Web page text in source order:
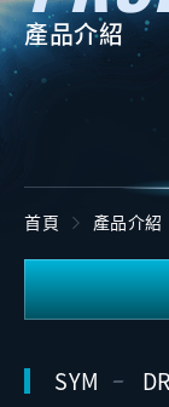
產品介紹
首頁 產品介紹
SYM